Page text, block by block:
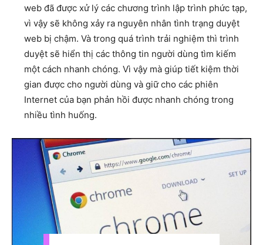
web đã được xử lý các chương trình lập trình phức tạp,
vì vậy sẽ không xảy ra nguyên nhân tình trạng duyệt
web bị chậm. Và trong quá trình trải nghiệm thì trình
duyệt sẽ hiển thị các thông tin người dùng tìm kiếm
một cách nhanh chóng. Vì vậy mà giúp tiết kiệm thời
gian được cho người dùng và giữ cho các phiên
Internet của bạn phản hồi được nhanh chóng trong
nhiều tình huống.